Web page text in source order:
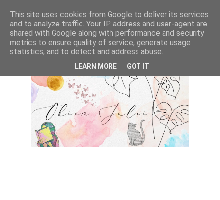
This site uses cookies from Google to deliver its services
and to analyze traffic. Your IP address and user-agent are
shared with Google along with performance and security
metrics to ensure quality of service, generate usage
statistics, and to detect and address abuse.
LEARN MORE GOT IT